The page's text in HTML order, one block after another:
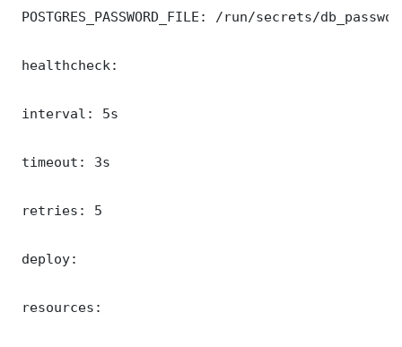
POSTGRES_PASSWORD_FILE: /run/secrets/
healthcheck:
interval: 5s
timeout: 3s
retries: 5
deploy:
resources: